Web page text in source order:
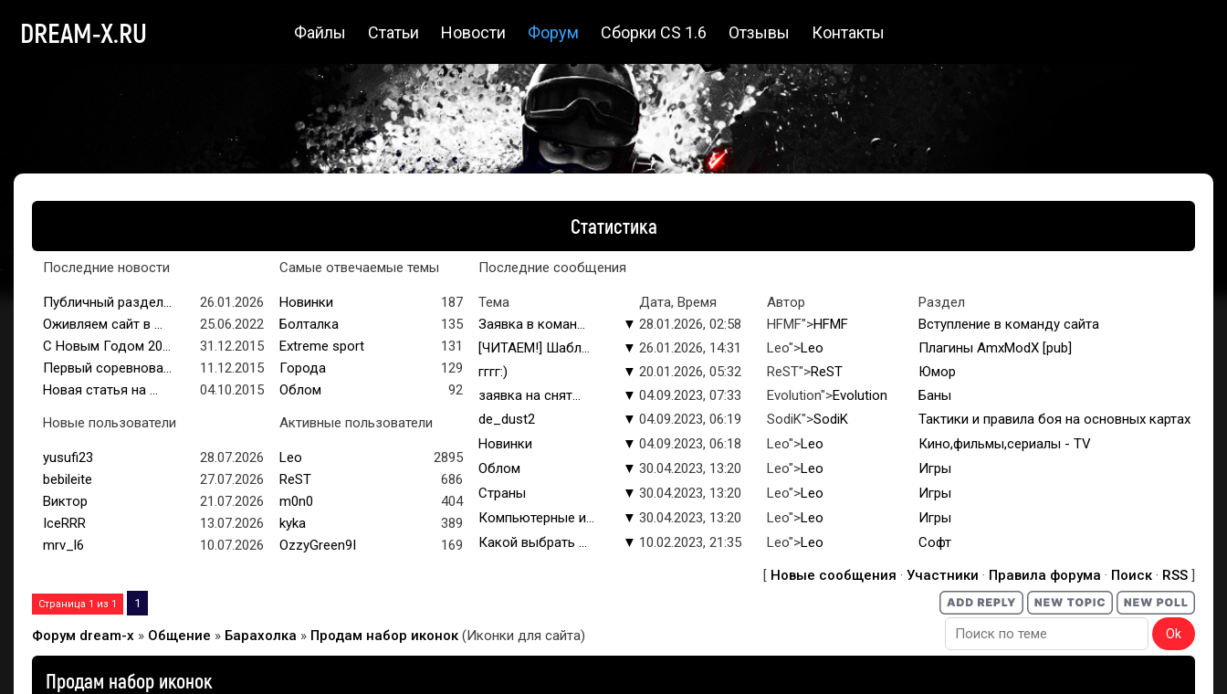
DREAM-X.RU Файлы Статьи Новости Форум Сборки CS 1.6 Отзывы Контакты
Статистика
Последние новости Самые отвечаемые темы Последние сообщения
Публичный раздел...
26.01.2026
Оживляем сайт в ...
25.06.2022
С Новым Годом 20...
31.12.2015
Первый соревнова...
11.12.2015
Новая статья на ...
04.10.2015
Новинки
187
Болталка
135
Extreme sport
131
Города
129
Облом
92
Тема Дата, Время Автор
Раздел
Заявка в коман...
▼ 28.01.2026, 02:58 HFMF">HFMF
Вступление в команду сайта
[ЧИТАЕМ!] Шабл...
▼ 26.01.2026, 14:31 Leo">Leo
Плагины AmxModX [pub]
гггг:)
▼ 20.01.2026, 05:32 ReST">ReST
Юмор
заявка на снят...
▼ 04.09.2023, 07:33 Evolution">Evolution
Баны
de_dust2
▼ 04.09.2023, 06:19 SodiK">SodiK
Тактики и правила боя на основных картах
Новинки
▼ 04.09.2023, 06:18 Leo">Leo
Кино,фильмы,сериалы - TV
Облом
▼ 30.04.2023, 13:20 Leo">Leo
Игры
Страны
▼ 30.04.2023, 13:20 Leo">Leo
Игры
Компьютерные и...
▼ 30.04.2023, 13:20 Leo">Leo
Игры
Какой выбрать ...
▼ 10.02.2023, 21:35 Leo">Leo Софт
Новые пользователи Активные пользователи
yusufi23
28.07.2026
bebileite
27.07.2026
Виктор
21.07.2026
IceRRR
13.07.2026
mrv_l6
10.07.2026
Leo
2895
ReST
686
m0n0
404
kyka
389
OzzyGreen9I
169
[ Новые сообщения · Участники · Правила форума · Поиск · RSS ]
Страница 1 из 1 1
Форум dream-x » Общение » Барахолка » Продам набор иконок (Иконки для сайта)
Продам набор иконок